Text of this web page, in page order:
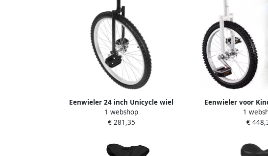
Eenwieler 24 inch Unicycle wiel
Balanstraining fitness In hoogte
verstelbaar 91-102 cm Zwart
1 webshop
€ 281,35
Eenwieler voor
Balansfiets Buiten
Banden 18 Inch
1
€